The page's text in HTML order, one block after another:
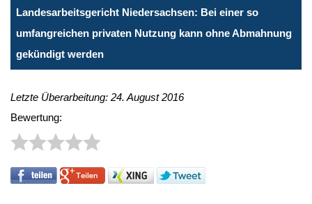
Landesarbeitsgericht Niedersachsen: Bei einer so
umfangreichen privaten Nutzung kann ohne Abmahnung
gekündigt werden
Letzte Überarbeitung: 24. August 2016
Bewertung: